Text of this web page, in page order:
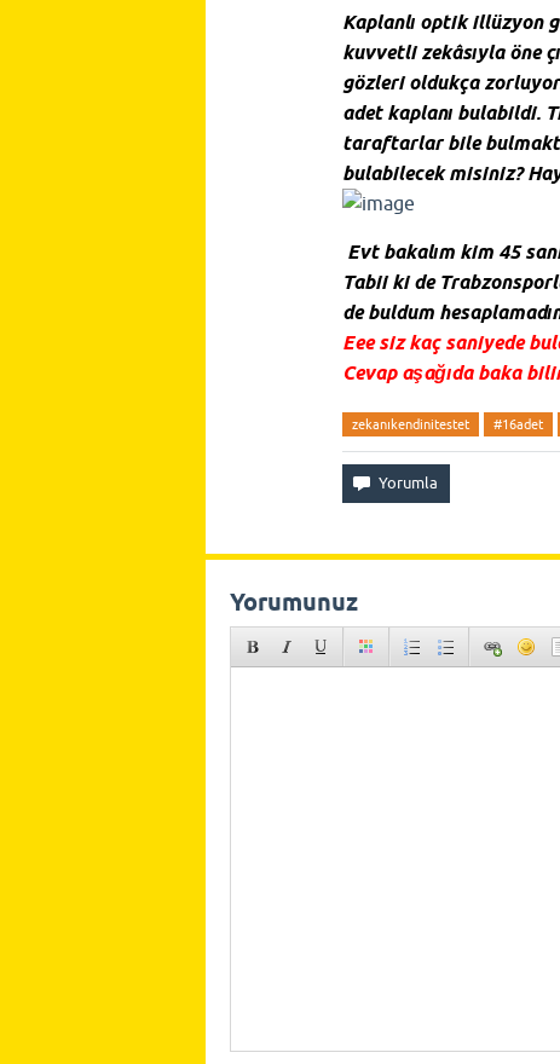
Kaplanlı optik illüzyon
kuvvetli zekâsıyla öne
gözleri oldukça
adet kaplanı bulabildi.
taraftarlar bile
bulabilecek misiniz?
Evt bakalım kim 45
Tabii ki de
de buldum
Eee siz kaç saniyede
Cevap aşağıda baka
zekanıkendinitestet #16adet
Yorumunuz